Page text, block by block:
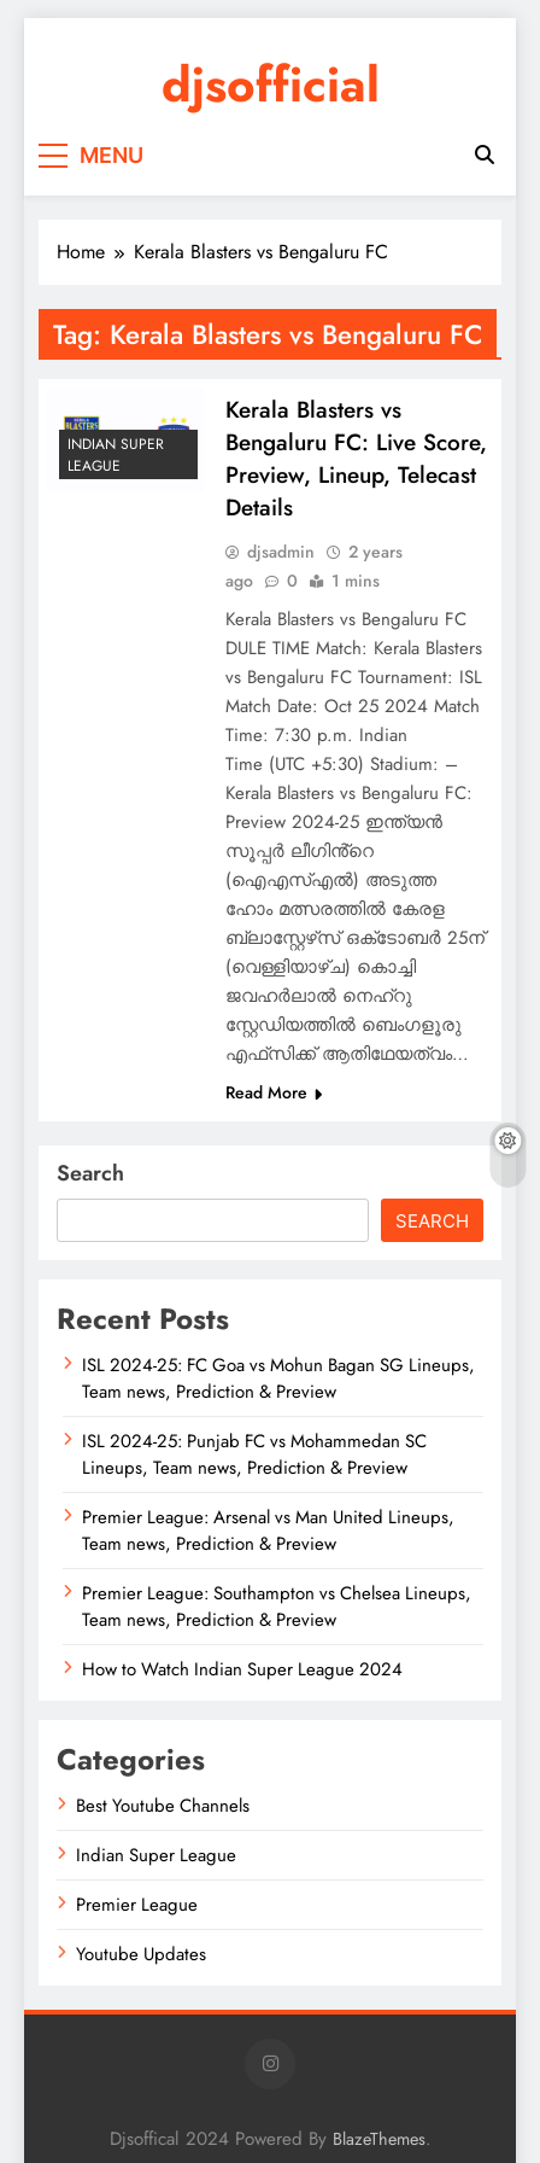
djsofficial
MENU
Home Kerala Blasters vs Bengaluru FC
Tag: Kerala Blasters vs Bengaluru FC
INDIAN SUPER
LEAGUE
Kerala Blasters vs
Bengaluru FC: Live Score,
Preview, Lineup, Telecast
Details
djsadmin
2 years
ago
0 1 mins
Kerala Blasters vs Bengaluru FC
DULE TIME Match: Kerala Blasters
vs Bengaluru FC Tournament: ISL
Match Date: Oct 25 2024 Match
Time: 7:30 p.m. Indian
Time (UTC +5:30) Stadium: –
Kerala Blasters vs Bengaluru FC:
Preview 2024-25 ഇന്ത്യൻ
സൂപ്പർ ലീഗിൻ്റെ
(ഐഎസ്എൽ) അടുത്ത
ഹോം മത്സരത്തിൽ കേരള
ബ്ലാസ്റ്റേഴ്‌സ് ഒക്‌ടോബർ 25ന്
(വെള്ളിയാഴ്ച) കൊച്ചി
ജവഹർലാൽ നെഹ്‌റു
സ്റ്റേഡിയത്തിൽ ബെംഗളൂരു
എഫ്‌സിക്ക് ആതിഥേയത്വം…
Read More
Search
SEARCH
Recent Posts
ISL 2024-25: FC Goa vs Mohun Bagan SG Lineups,
Team news, Prediction & Preview
ISL 2024-25: Punjab FC vs Mohammedan SC
Lineups, Team news, Prediction & Preview
Premier League: Arsenal vs Man United Lineups,
Team news, Prediction & Preview
Premier League: Southampton vs Chelsea Lineups,
Team news, Prediction & Preview
How to Watch Indian Super League 2024
Categories
Best Youtube Channels
Indian Super League
Premier League
Youtube Updates
Djsoffical 2024 Powered By BlazeThemes.